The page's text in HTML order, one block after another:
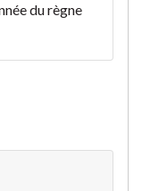
du règne